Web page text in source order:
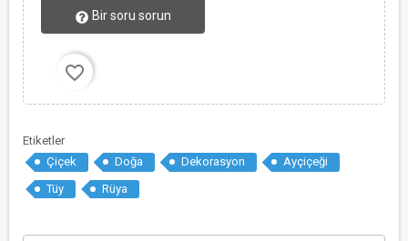
Bir soru sorun
favorite_border
Etiketler
Çiçek
Doğa Dekorasyon
Ayçiçeği
Tüy
Rüya